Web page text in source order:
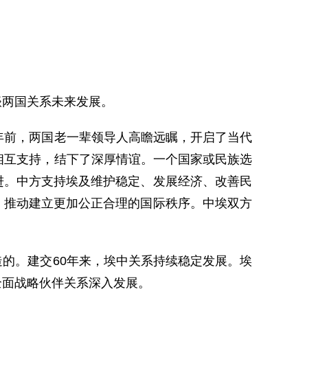
国关系未来发展。
，两国老一辈领导人高瞻远瞩，开启了当代
支持，结下了深厚情谊。一个国家或民族选
中方支持埃及维护稳定、发展经济、改善民
动建立更加公正合理的国际秩序。中埃双方
。建交60年来，埃中关系持续稳定发展。埃
战略伙伴关系深入发展。